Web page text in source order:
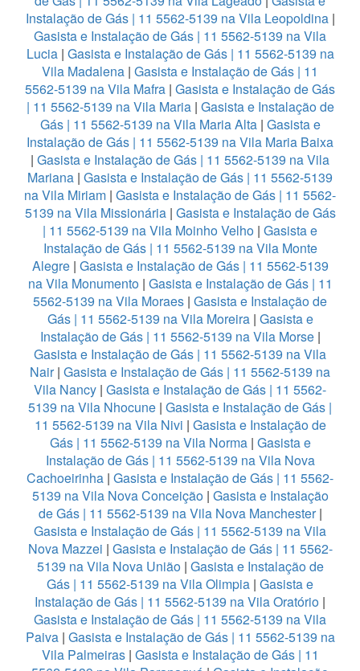
Instalação de Gás | 11 5562-5139 na Vila Leopoldina|
Gasista e Instalação de Gás | 11 5562-5139 na Vila
Lucia| Gasista e Instalação de Gás | 11 5562-5139 na
Vila Madalena | Gasista e Instalação de Gás | 11
5562-5139 na Vila Mafra | Gasista e Instalação de Gás
| 11 5562-5139 na Vila Maria| Gasista e Instalação de
Gás | 11 5562-5139 na Vila Maria Alta| Gasista e
Instalação de Gás | 11 5562-5139 na Vila Maria Baixa
| Gasista e Instalação de Gás | 11 5562-5139 na Vila
Mariana | Gasista e Instalação de Gás | 11 5562-5139
na Vila Miriam | Gasista e Instalação de Gás | 11 5562-
5139 na Vila Missionária| Gasista e Instalação de Gás
| 11 5562-5139 na Vila Moinho Velho | Gasista e
Instalação de Gás | 11 5562-5139 na Vila Monte
Alegre| Gasista e Instalação de Gás | 11 5562-5139
na Vila Monumento| Gasista e Instalação de Gás | 11
5562-5139 na Vila Moraes | Gasista e Instalação de
Gás | 11 5562-5139 na Vila Moreira| Gasista e
Instalação de Gás | 11 5562-5139 na Vila Morse|
Gasista e Instalação de Gás | 11 5562-5139 na Vila
Nair| Gasista e Instalação de Gás | 11 5562-5139 na
Vila Nancy | Gasista e Instalação de Gás | 11 5562-
5139 na Vila Nhocune | Gasista e Instalação de Gás |
11 5562-5139 na Vila Nivi | Gasista e Instalação de
Gás | 11 5562-5139 na Vila Norma| Gasista e
Instalação de Gás | 11 5562-5139 na Vila Nova
Cachoeirinha | Gasista e Instalação de Gás | 11 5562-
5139 na Vila Nova Conceição| Gasista e Instalação
de Gás | 11 5562-5139 na Vila Nova Manchester|
Gasista e Instalação de Gás | 11 5562-5139 na Vila
Nova Mazzei | Gasista e Instalação de Gás | 11 5562-
5139 na Vila Nova União| Gasista e Instalação de
Gás | 11 5562-5139 na Vila Olimpia | Gasista e
Instalação de Gás | 11 5562-5139 na Vila Oratório |
Gasista e Instalação de Gás | 11 5562-5139 na Vila
Paiva| Gasista e Instalação de Gás | 11 5562-5139 na
Vila Palmeiras| Gasista e Instalação de Gás | 11